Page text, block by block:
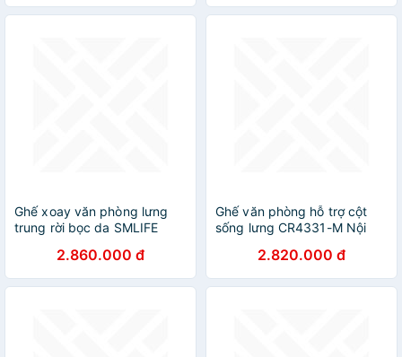
Ghế xoay văn phòng lưng
trung rời bọc da SMLIFE
2.860.000 đ
Ghế văn phòng hỗ trợ cột
sống lưng CR4331-M Nội
học lưng lưới nệm vải tay
nhựa chữ T điều chỉnh chân
xoay nâng hạ có gác chân
2.820.000 đ